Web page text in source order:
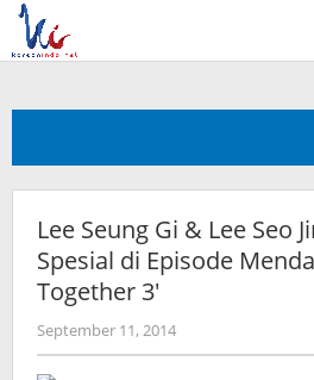
Skip
content
Lee Seung Gi & Lee Seo
Spesial di Episode
Together 3'
September 11, 2014by
Koreanindo